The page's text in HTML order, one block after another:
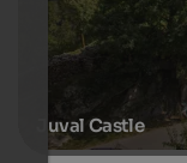
Juval Castle